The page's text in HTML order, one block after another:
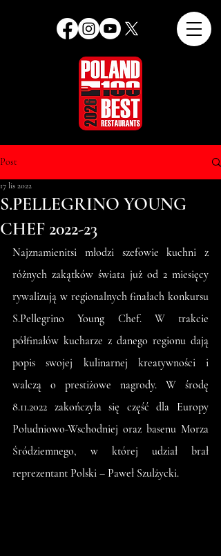
Post
S.PELLEGRINO YOUNG
CHEF 2022-23
17 lis 2022
Najznamienitsi młodzi szefowie kuchni z
różnych zakątków świata już od 2 miesięcy
rywalizują w regionalnych finałach konkursu
S.Pellegrino Young Chef. W trakcie
półfinałów kucharze z danego regionu dają
popis swojej kulinarnej kreatywności i
walczą o prestiżowe nagrody. W środę
8.11.2022 zakończyła się część dla Europy
Południowo-Wschodniej oraz basenu Morza
Śródziemnego, w której udział brał
reprezentant Polski – Paweł Szulżycki.